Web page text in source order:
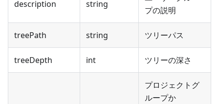
description string
プの説明
treePath string ツリーパス
treeDepth int ツリーの深さ
プロジェクトグ
ループか